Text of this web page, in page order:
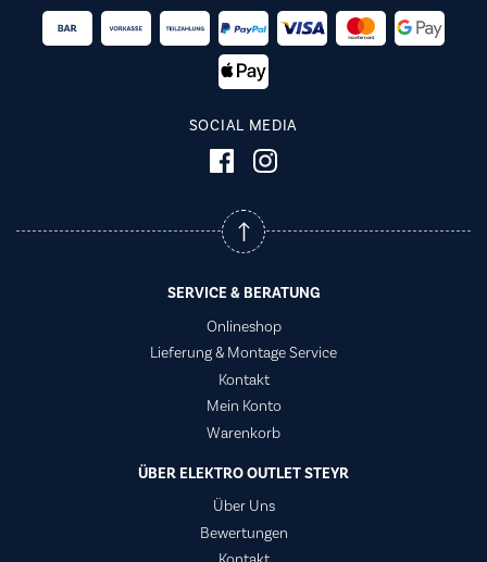
SOCIAL MEDIA
SERVICE & BERATUNG
Onlineshop
Lieferung & Montage Service
Kontakt
Mein Konto
Warenkorb
ÜBER ELEKTRO OUTLET STEYR
Über Uns
Bewertungen